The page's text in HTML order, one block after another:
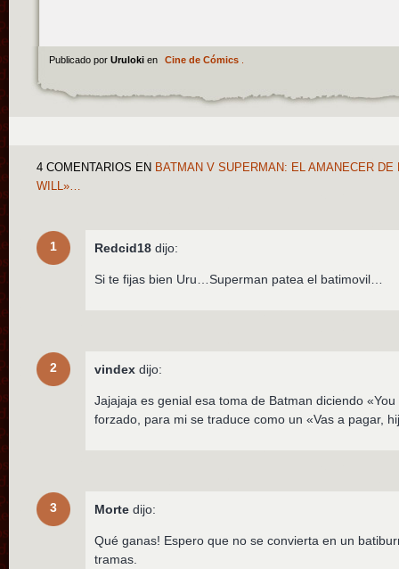
Publicado por Uruloki en Cine de Cómics.
4 COMENTARIOS EN BATMAN V SUPERMAN: EL AMANECER
WILL»…
1 Redcid18 dijo:
Si te fijas bien Uru…Superman patea el batimovil…
2 vindex dijo:
Jajajaja es genial esa toma de Batman diciendo
forzado, para mi se traduce como un «Vas a pagar,
3 Morte dijo:
Qué ganas! Espero que no se convierta en un
tramas.